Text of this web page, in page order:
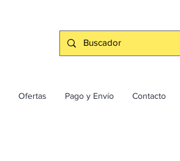
Ofertas Pago y Envío Contacto